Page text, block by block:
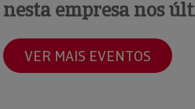
empresa nos
VER MAIS EVENTOS